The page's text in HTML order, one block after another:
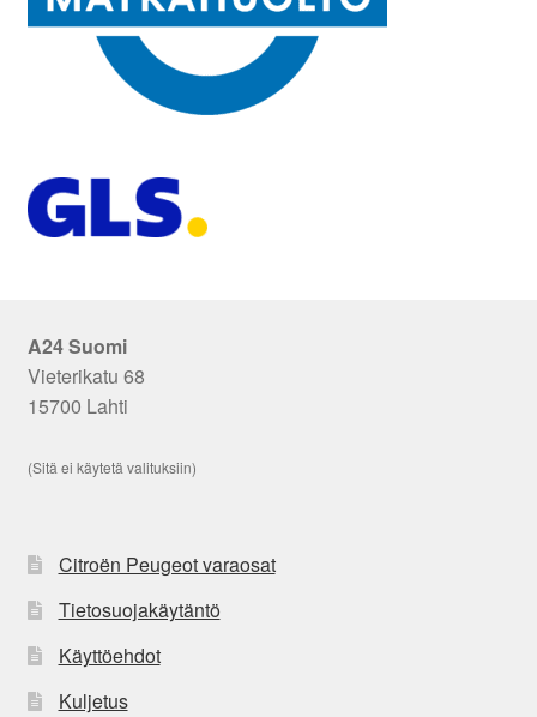
A24 Suomi
Vieterikatu 68
15700 Lahti
(Sitä ei käytetä valituksiin)
Citroën Peugeot varaosat
Tietosuojakäytäntö
Käyttöehdot
Kuljetus